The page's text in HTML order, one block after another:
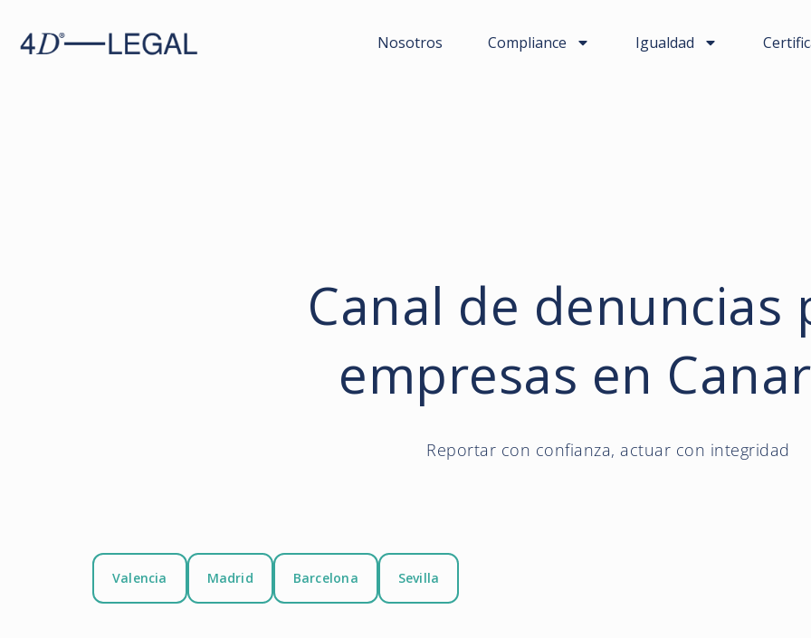
Nosotros Compliance Igualdad
Canal de denuncias
empresas en
Reportar con confianza, actuar con integridad
Valencia Madrid Barcelona Sevilla